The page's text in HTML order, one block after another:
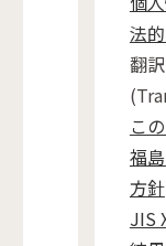
法
翻
こ
福
方針
JIS